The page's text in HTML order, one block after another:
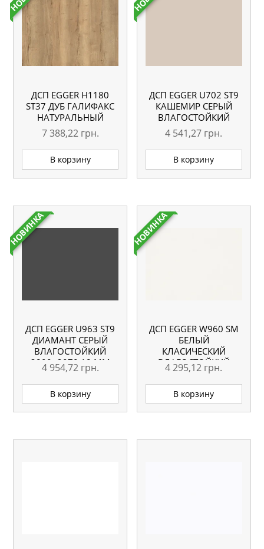
ДСП EGGER H1180
ST37 ДУБ ГАЛИФАКС
НАТУРАЛЬНЫЙ
2800×2070 18 ММ
7 388,22 грн.
В корзину
ДСП EGGER U702 ST9
КАШЕМИР СЕРЫЙ
ВЛАГОСТОЙКИЙ
2800×2070 18 ММ
4 541,27 грн.
В корзину
НОВИНКА
ДСП EGGER U963 ST9
ДИАМАНТ СЕРЫЙ
ВЛАГОСТОЙКИЙ
2800×2070 18 ММ
4 954,72 грн.
В корзину
НОВИНКА
ДСП EGGER W960 SM
БЕЛЫЙ
КЛАСИЧЕСКИЙ
ВЛАГОСТОЙКИЙ
2800×2070 18 ММ
4 295,12 грн.
В корзину